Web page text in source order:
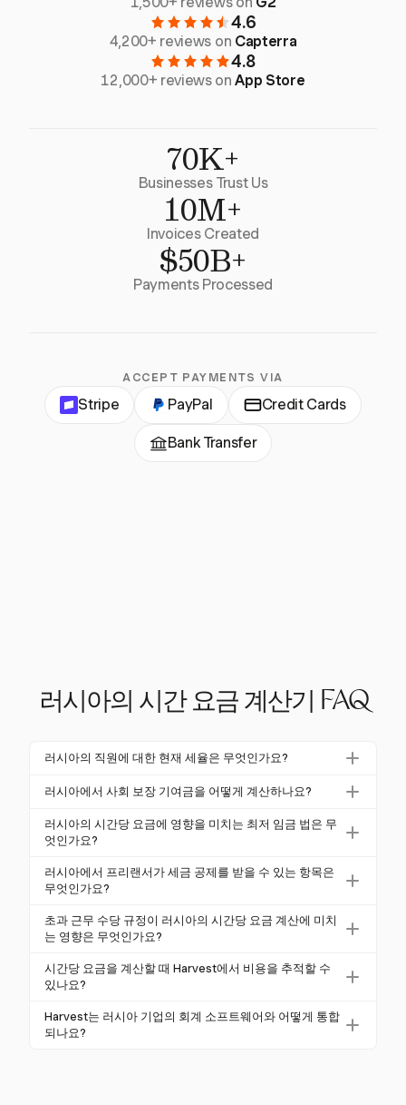
4.6
4,200+ reviews on Capterra
4.8
12,000+ reviews onApp Store
70K+
Businesses Trust Us
10M+
Invoices Created
$50B+
Payments Processed
ACCEPT PAYMENTS VIA
Stripe PayPal Credit Cards
Bank Transfer
러시아의 시간 요금 계산기 FAQ
러시아의 직원에 대한 현재 세율은 무엇인가요?
러시아에서 직원은 소득에 대해 13%의 고정 세율을 적
장 기여금이 고용주에 의해 공제됩니다. 이러한 기여금
은 고용의 전체 비용에 상당한 영향을 미치며 시간 요
금 계산에 반영되어야 합니다.
러시아에서 사회 보장 기여금을 어떻게 계산하나요?
러시아의 고용주는 직원들을 대신하여 사회 보장 기여
금을 납부해야 합니다. 이 기여금은 연금, 의료 및 사회
0%에 해당합니다. 총 고용 비용을 계산하고 시간당 요
금을 설정할 때 이러한 비용을 포함하는 것이 중요합니
다.
러시아의 시간당 요금에 영향을 미치는 최저 임금 법은 무
엇인가요?
2026년 기준으로 러시아의 연방 최저 월급은 RUB 27,
093이며, 40시간 근무 주에 적용됩니다. 모스크바와
적용되는 지역 차이가 있습니다. 고용주는 노동법을 준
수하기 위해 시간당 요금이 이러한 최저 요금을 충족하
도록 해야 합니다.
러시아에서 프리랜서가 세금 공제를 받을 수 있는 항목은
무엇인가요?
러시아의 프리랜서는 사무용품, 장비 및 비즈니스 여행
과 같은 전문 경비에 대해 공제를 받을 수 있습니다. 이
있습니다. 프리랜서는 세금 신고 시 이러한 공제를 지
원하기 위해 상세한 기록을 유지하는 것이 중요합니다.
초과 근무 수당 규정이 러시아의 시간당 요금 계산에 미치
는 영향은 무엇인가요?
러시아에서 초과 근무는 처음 두 시간 동안 정규 시간
당 요금의 1.5배, 그 이후에는 두 배로 보상됩니다. 이러
보장하기 위해 시간당 요금 계산에 반영되어야 합니다.
시간당 요금을 계산할 때 Harvest에서 비용을 추적할 수
있나요?
네, Harvest는 사용자가 시간 기록과 함께 비용을 추적
할 수 있도록 하여 프로젝트 비용에 대한 종합적인 시
Harvest는 러시아 기업의 회계 소프트웨어와 어떻게 통합
되나요?